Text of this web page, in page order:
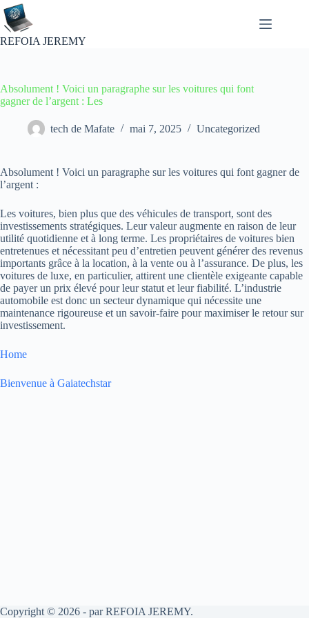
Passer
au
contenu
REFOIA JEREMY
Absolument ! Voici un paragraphe sur les voitures qui font
gagner de l’argent : Les
tech de Mafate mai 7, 2025 Uncategorized
Absolument ! Voici un paragraphe sur les voitures qui font gagner de
l’argent :
Les voitures, bien plus que des véhicules de transport, sont des
investissements stratégiques. Leur valeur augmente en raison de leur
utilité quotidienne et à long terme. Les propriétaires de voitures bien
entretenues et nécessitant peu d’entretien peuvent générer des revenus
importants grâce à la location, à la vente ou à l’assurance. De plus, les
voitures de luxe, en particulier, attirent une clientèle exigeante capable
de payer un prix élevé pour leur statut et leur fiabilité. L’industrie
automobile est donc un secteur dynamique qui nécessite une
maintenance rigoureuse et un savoir-faire pour maximiser le retour sur
investissement.
Home
Bienvenue à Gaiatechstar
Copyright © 2026 - par REFOIA JEREMY.